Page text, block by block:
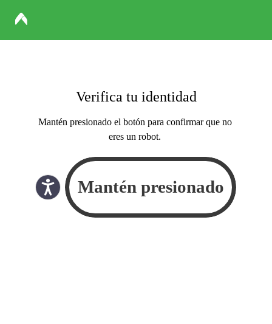
Verifica tu identidad
Mantén presionado el botón para confirmar que no
eres un robot.